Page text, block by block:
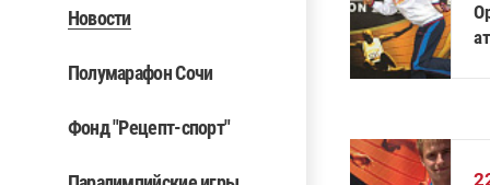
Новости
Полумарафон Сочи
Фонд "Рецепт-спорт"